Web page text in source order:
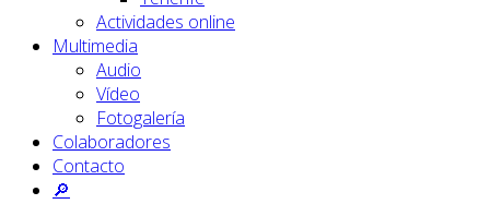
Actividades online
Multimedia
Audio
Vídeo
Fotogalería
Colaboradores
Contacto
🔎